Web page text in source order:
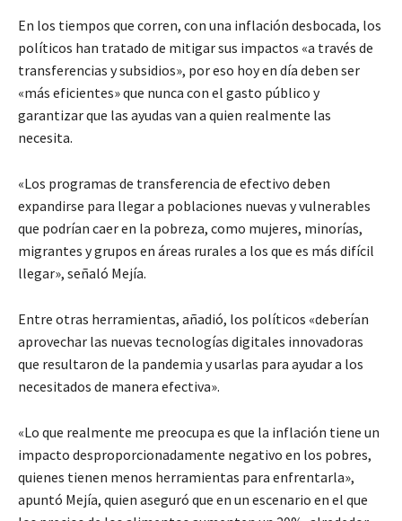
En los tiempos que corren, con una inflación desbocada, los
políticos han tratado de mitigar sus impactos «a través de
transferencias y subsidios», por eso hoy en día deben ser
«más eficientes» que nunca con el gasto público y
garantizar que las ayudas van a quien realmente las
necesita.
«Los programas de transferencia de efectivo deben
expandirse para llegar a poblaciones nuevas y vulnerables
que podrían caer en la pobreza, como mujeres, minorías,
migrantes y grupos en áreas rurales a los que es más difícil
llegar», señaló Mejía.
Entre otras herramientas, añadió, los políticos «deberían
aprovechar las nuevas tecnologías digitales innovadoras
que resultaron de la pandemia y usarlas para ayudar a los
necesitados de manera efectiva».
«Lo que realmente me preocupa es que la inflación tiene un
impacto desproporcionadamente negativo en los pobres,
quienes tienen menos herramientas para enfrentarla»,
apuntó Mejía, quien aseguró que en un escenario en el que